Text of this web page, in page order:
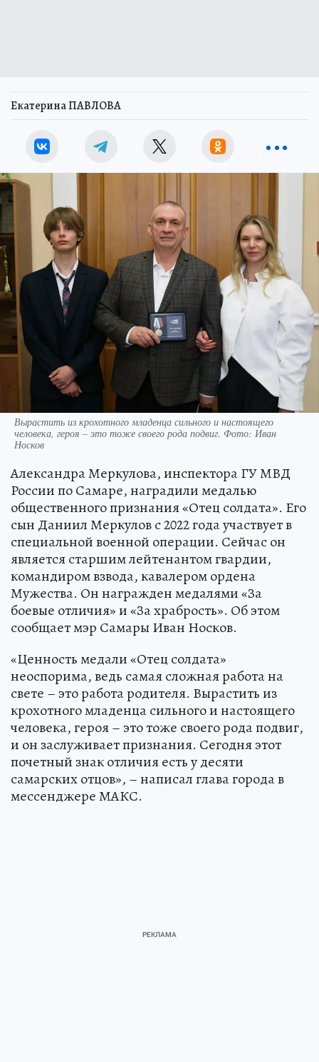
Екатерина ПАВЛОВА
Вырастить из крохотного младенца сильного и настоящего
человека, героя – это тоже своего рода подвиг. Фото: Иван
Носков
Александра Меркулова, инспектора ГУ МВД
России по Самаре, наградили медалью
общественного признания «Отец солдата». Его
сын Даниил Меркулов с 2022 года участвует в
специальной военной операции. Сейчас он
является старшим лейтенантом гвардии,
командиром взвода, кавалером ордена
Мужества. Он награжден медалями «За
боевые отличия» и «За храбрость». Об этом
сообщает мэр Самары Иван Носков.
«Ценность медали «Отец солдата»
неоспорима, ведь самая сложная работа на
свете – это работа родителя. Вырастить из
крохотного младенца сильного и настоящего
человека, героя – это тоже своего рода подвиг,
и он заслуживает признания. Сегодня этот
почетный знак отличия есть у десяти
самарских отцов», – написал глава города в
мессенджере МАКС.